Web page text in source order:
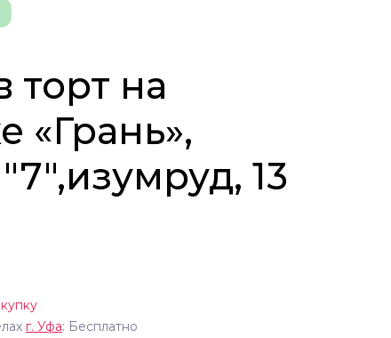
торт на
«‎Грань»,
13
г. Уфа: Бесплатно